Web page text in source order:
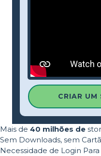
CRIAR UM
Mais de 40 milhões de
Sem Downloads, sem
Necessidade de Login